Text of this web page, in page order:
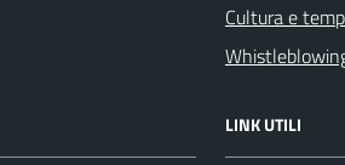
Cultura e
LINK UTILI